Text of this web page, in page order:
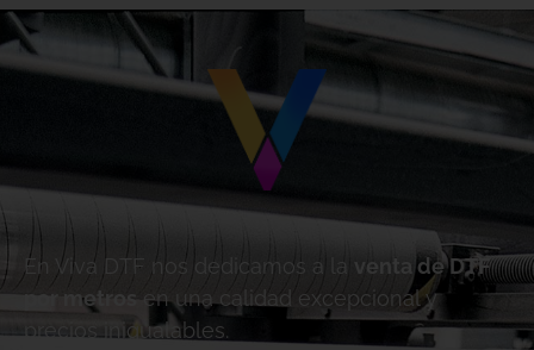
En Viva DTF nos dedicamos a la
venta de DTF
por metros
en una calidad excepcional y
precios inigualables.